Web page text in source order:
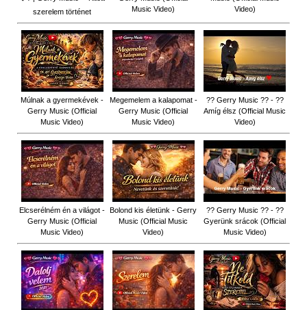
szerelem történet
Music Video)
Video)
Múlnak a gyermekévek -
Gerry Music (Official
Music Video)
Megemelem a kalapomat -
Gerry Music (Official
Music Video)
?? Gerry Music ?? - ??
Amíg élsz (Official Music
Video)
Elcserélném én a világot -
Gerry Music (Official
Music Video)
Bolond kis életünk - Gerry
Music (Official Music
Video)
?? Gerry Music ?? - ??
Gyerünk srácok (Official
Music Video)